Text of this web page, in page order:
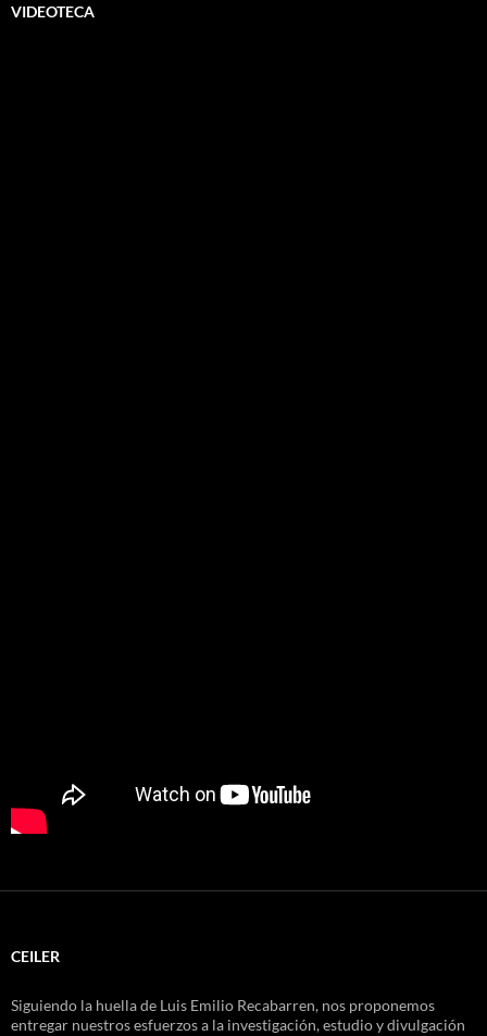
VIDEOTECA
CEILER
Siguiendo la huella de Luis Emilio Recabarren, nos proponemos
entregar nuestros esfuerzos a la investigación, estudio y divulgación